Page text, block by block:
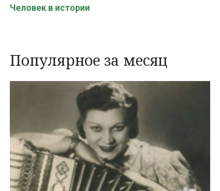
Человек в истории
Популярное за месяц